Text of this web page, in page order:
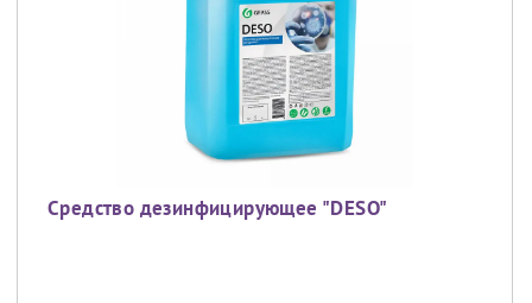
Средство дезинфицирующее "DESO"